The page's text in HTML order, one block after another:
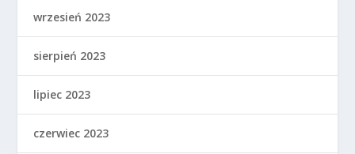
wrzesień 2023
sierpień 2023
lipiec 2023
czerwiec 2023